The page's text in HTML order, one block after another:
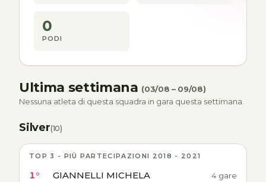
0
PODI
Ultima settimana (03/08 – 09/08)
Nessuna atleta di questa squadra in gara questa settimana.
Silver(10)
TOP 3 - PIÙ PARTECIPAZIONI 2018 - 2021
1° GIANNELLI MICHELA 4 gare